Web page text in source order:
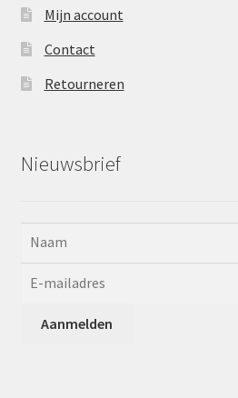
Mijn account
Contact
Retourneren
Nieuwsbrief